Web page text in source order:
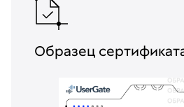
Образец